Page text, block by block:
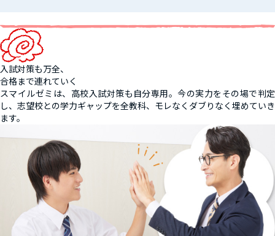
入試対策も万全、
合格まで連れていく
スマイルゼミは、高校入試対策も自分専用。今の実力をその場で判定
し、志望校との学力ギャップを全教科、モレなくダブりなく埋めていき
ます。